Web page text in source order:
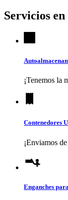
Servicios
¡Tenemos la
Contenedores
¡Enviamos
Enganches